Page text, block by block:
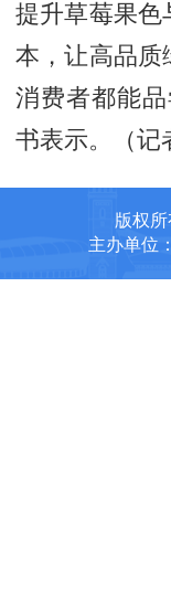
提升草莓果色
本，让高品质
消费者都能
书表示。（记
版权
主办单位